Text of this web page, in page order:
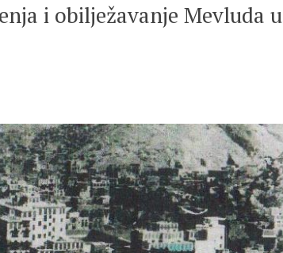
i obilježavanje Mevluda u